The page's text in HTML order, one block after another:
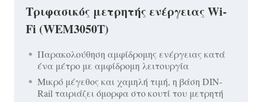
Τριφασικός μετρητής ενέργειας Wi-
Fi (WEM3050T)
Παρακολούθηση αμφίδρομης ενέργειας κατά
ένα μέτρο με αμφίδρομη λειτουργία
Μικρό μέγεθος και χαμηλή τιμή, η βάση DIN-
Rail ταιριάζει όμορφα στο κουτί του μετρητή